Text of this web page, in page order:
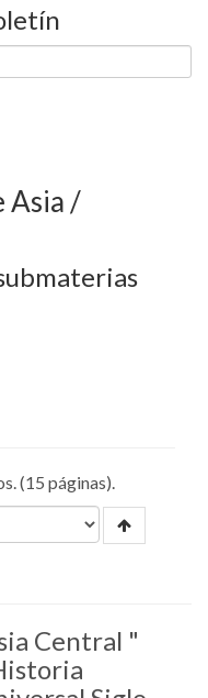
Asia
(15 páginas).
Central "